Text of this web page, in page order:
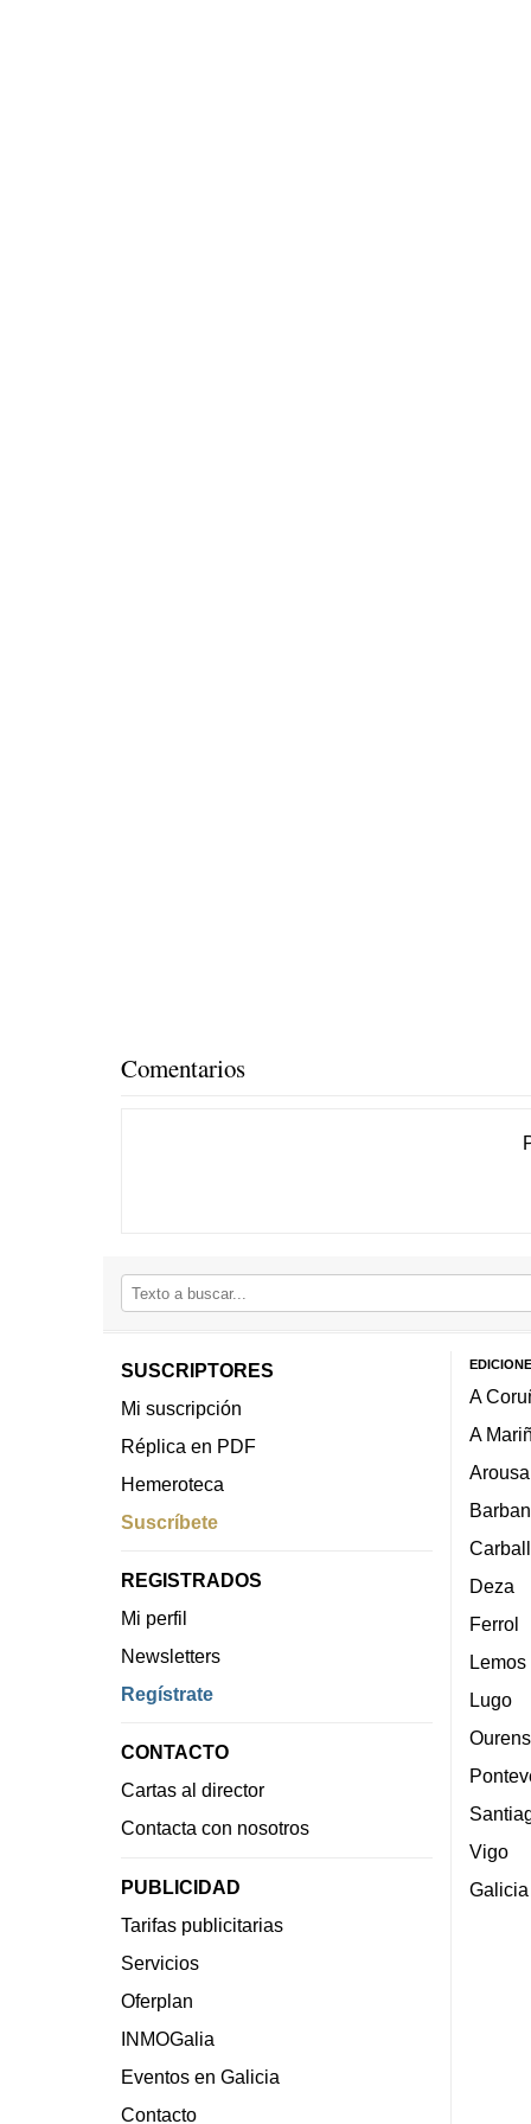
Comentarios
SUSCRIPTORES
Mi suscripción
Réplica en PDF
Hemeroteca
Suscríbete
REGISTRADOS
Mi perfil
Newsletters
Regístrate
CONTACTO
Cartas al director
Contacta con nosotros
PUBLICIDAD
Tarifas publicitarias
Servicios
Oferplan
INMOGalia
Eventos en Galicia
Contacto
A
A
Arousa
Deza
Ferrol
Lemos
Lugo
Vigo